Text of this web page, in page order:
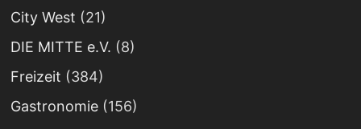
City West (21)
DIE MITTE e.V. (8)
Freizeit (384)
Gastronomie(156)